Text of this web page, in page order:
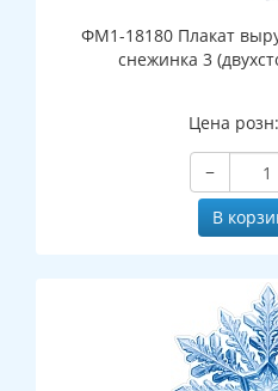
ФМ1-18180 Плакат
снежинка 3
Цена розн:
−
В